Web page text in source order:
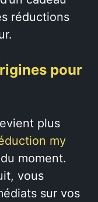
réductions
pour
plus
my
moment.
vous
sur vos